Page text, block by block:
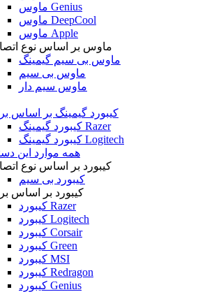
ماوس Genius
ماوس DeepCool
ماوس Apple
ماوس بر اساس نوع
ماوس بی سیم گیمینگ
ماوس بی سیم
ماوس سیم دار
کیبورد گیمینگ بر اساس
کیبورد گیمینگ Razer
کیبورد گیمینگ Logitech
همه موارد این
کیبورد بر اساس نوع
کیبورد بی سیم
کیبورد بر اساس
کیبورد Razer
کیبورد Logitech
کیبورد Corsair
کیبورد Green
کیبورد MSI
کیبورد Redragon
کیبورد Genius